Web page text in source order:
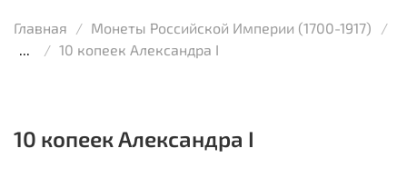
Главная
Монеты Российской Империи (1700-1917)
...
10 копеек Александра I
10 копеек Александра I